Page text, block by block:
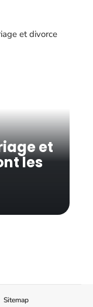
et
les
Sitemap